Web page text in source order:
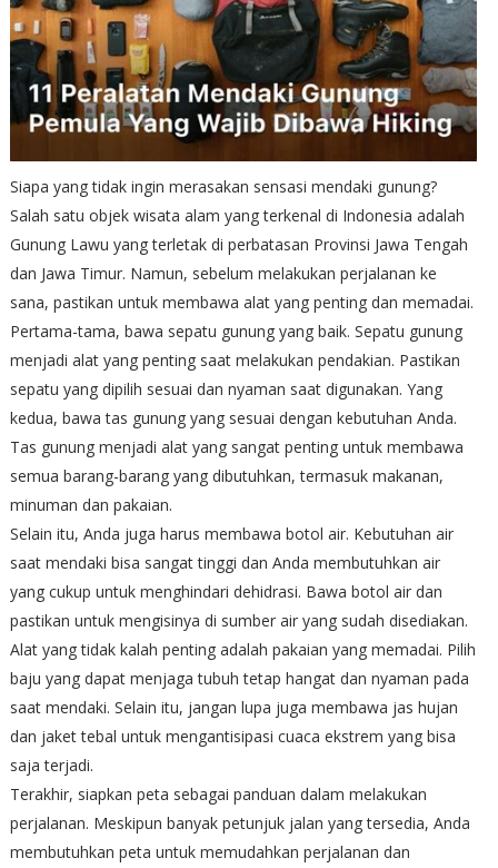
Siapa yang tidak ingin merasakan sensasi mendaki gunung?
Salah satu objek wisata alam yang terkenal di Indonesia adalah
Gunung Lawu yang terletak di perbatasan Provinsi Jawa Tengah
dan Jawa Timur. Namun, sebelum melakukan perjalanan ke
sana, pastikan untuk membawa alat yang penting dan memadai.
Pertama-tama, bawa sepatu gunung yang baik. Sepatu gunung
menjadi alat yang penting saat melakukan pendakian. Pastikan
sepatu yang dipilih sesuai dan nyaman saat digunakan. Yang
kedua, bawa tas gunung yang sesuai dengan kebutuhan Anda.
Tas gunung menjadi alat yang sangat penting untuk membawa
semua barang-barang yang dibutuhkan, termasuk makanan,
minuman dan pakaian.
Selain itu, Anda juga harus membawa botol air. Kebutuhan air
saat mendaki bisa sangat tinggi dan Anda membutuhkan air
yang cukup untuk menghindari dehidrasi. Bawa botol air dan
pastikan untuk mengisinya di sumber air yang sudah disediakan.
Alat yang tidak kalah penting adalah pakaian yang memadai. Pilih
baju yang dapat menjaga tubuh tetap hangat dan nyaman pada
saat mendaki. Selain itu, jangan lupa juga membawa jas hujan
dan jaket tebal untuk mengantisipasi cuaca ekstrem yang bisa
saja terjadi.
Terakhir, siapkan peta sebagai panduan dalam melakukan
perjalanan. Meskipun banyak petunjuk jalan yang tersedia, Anda
membutuhkan peta untuk memudahkan perjalanan dan